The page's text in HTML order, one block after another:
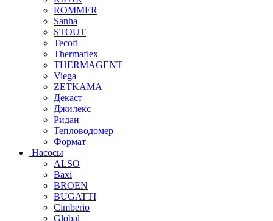
ROMMER
Sanha
STOUT
Tecofi
Thermaflex
THERMAGENT
Viega
ZETKAMA
Декаст
Джилекс
Ридан
Тепловодомер
Формат
Насосы
ALSO
Baxi
BROEN
BUGATTI
Cimberio
Global